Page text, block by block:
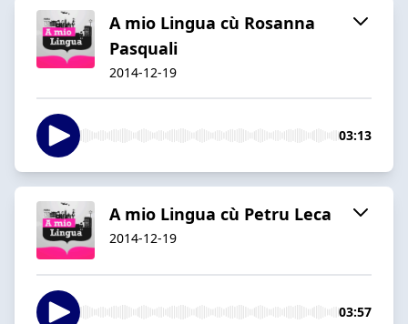
A mio Lingua cù Rosanna
Pasquali
2014-12-19
03:13
A mio Lingua cù Petru Leca
2014-12-19
03:57